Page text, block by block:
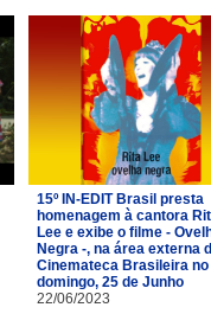
15º IN-EDIT Brasil presta
homenagem à cantora
Lee e exibe o filme -
Negra -, na área externa
Cinemateca Brasileira no
domingo, 25 de Junho
22/06/2023